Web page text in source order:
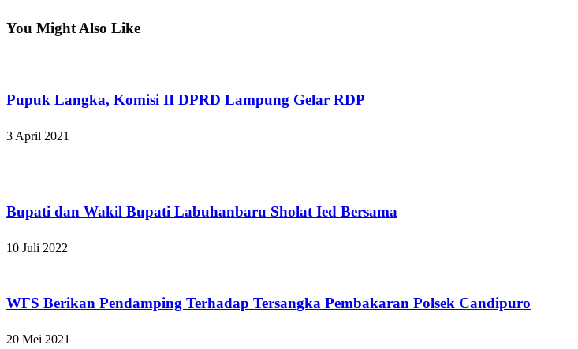
You Might Also Like
Pupuk Langka, Komisi II DPRD Lampung Gelar RDP
3 April 2021
Bupati dan Wakil Bupati Labuhanbaru Sholat Ied Bersama
10 Juli 2022
WFS Berikan Pendamping Terhadap Tersangka Pembakaran Polsek Candipuro
20 Mei 2021